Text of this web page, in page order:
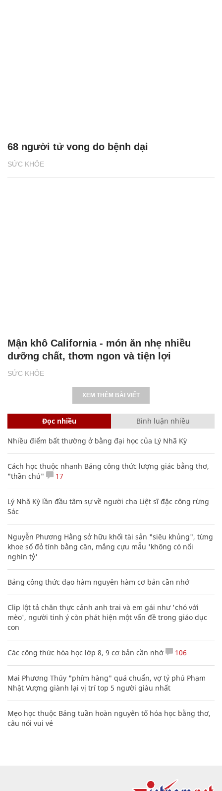
SỨC KHỎE
68 người tử vong do bệnh dại
SỨC KHỎE
Mận khô California - món ăn nhẹ nhiều
dưỡng chất, thơm ngon và tiện lợi
XEM THÊM BÀI VIẾT
Đọc nhiều Bình luận nhiều
Nhiều điểm bất thường ở bằng đại học của Lý Nhã Kỳ
Cách học thuộc nhanh Bảng công thức lượng giác bằng thơ,
"thần chú"
17
Lý Nhã Kỳ lần đầu tâm sự về người cha Liệt sĩ đặc công rừng
Sác
Nguyễn Phương Hằng sở hữu khối tài sản "siêu khủng", từng
khoe sổ đỏ tính bằng cân, mắng cựu mẫu 'không có nổi
nghìn tỷ'
Bảng công thức đạo hàm nguyên hàm cơ bản cần nhớ
Clip lột tả chân thực cảnh anh trai và em gái như 'chó với
mèo', người tinh ý còn phát hiện một vấn đề trong giáo dục
con
Các công thức hóa học lớp 8, 9 cơ bản cần nhớ 106
Mai Phương Thúy "phím hàng" quá chuẩn, vợ tỷ phú Phạm
Nhật Vượng giành lại vị trí top 5 người giàu nhất
Mẹo học thuộc Bảng tuần hoàn nguyên tố hóa học bằng thơ,
câu nói vui vẻ